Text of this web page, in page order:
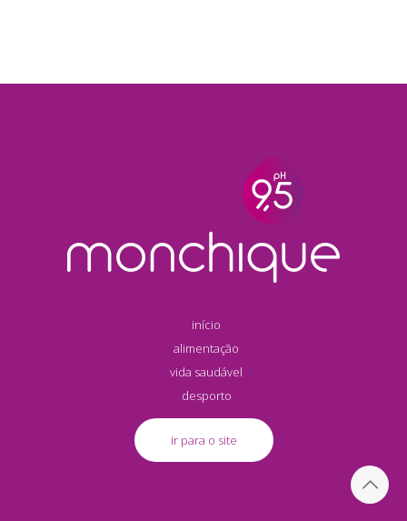
início
alimentação
vida saudável
desporto
ir para o site